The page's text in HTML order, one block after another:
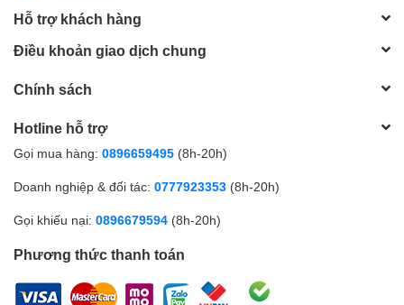
Hỗ trợ khách hàng
Điều khoản giao dịch chung
Chính sách
Hotline hỗ trợ
Gọi mua hàng: 0896659495 (8h-20h)
Doanh nghiệp & đối tác: 0777923353 (8h-20h)
Gọi khiếu nại: 0896679594 (8h-20h)
Phương thức thanh toán